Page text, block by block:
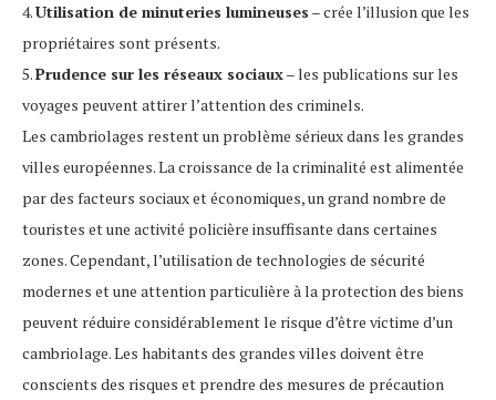
4.Utilisation de minuteries lumineuses – crée l’illusion que les
propriétaires sont présents.
5.Prudence sur les réseaux sociaux– les publications sur les
voyages peuvent attirer l’attention des criminels.
Les cambriolages restent un problème sérieux dans les grandes
villes européennes. La croissance de la criminalité est alimentée
par des facteurs sociaux et économiques, un grand nombre de
touristes et une activité policière insuffisante dans certaines
zones. Cependant, l’utilisation de technologies de sécurité
modernes et une attention particulière à la protection des biens
peuvent réduire considérablement le risque d’être victime d’un
cambriolage. Les habitants des grandes villes doivent être
conscients des risques et prendre des mesures de précaution